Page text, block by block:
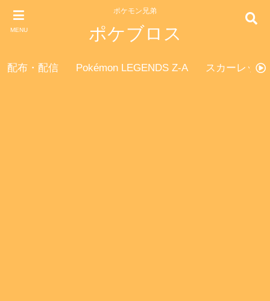
MENU
ポケモン兄弟
ポケブロス
配布・配信 Pokémon LEGENDS Z-A スカーレッ